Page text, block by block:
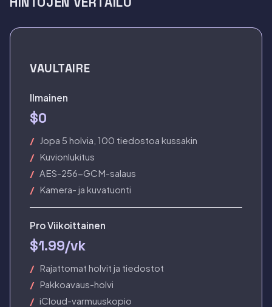
VAULTAIRE
Ilmainen
$0
Jopa 5 holvia, 100 tiedostoa kussakin
Kuvionlukitus
AES-256-GCM-salaus
Kamera- ja kuvatuonti
Pro Viikoittainen
$1.99/vk
Rajattomat holvit ja tiedostot
Pakkoavaus-holvi
iCloud-varmuuskopio